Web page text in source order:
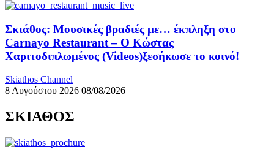
Σκιάθος: Μουσικές βραδιές με… έκπληξη στο
Carnayo Restaurant – Ο Κώστας
Χαριτοδιπλωμένος (Videos)ξεσήκωσε το κοινό!
Skiathos Channel
8 Αυγούστου 2026 08/08/2026
ΣΚΙΑΘΟΣ